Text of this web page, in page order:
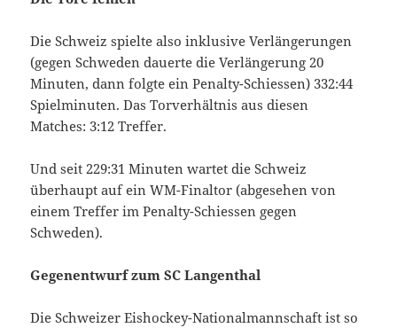
Die Schweiz spielte also inklusive Verlängerungen
(gegen Schweden dauerte die Verlängerung 20
Minuten, dann folgte ein Penalty-Schiessen) 332:44
Spielminuten. Das Torverhältnis aus diesen
Matches: 3:12 Treffer.
Und seit 229:31 Minuten wartet die Schweiz
überhaupt auf ein WM-Finaltor (abgesehen von
einem Treffer im Penalty-Schiessen gegen
Schweden).
Gegenentwurf zum SC Langenthal
Die Schweizer Eishockey-Nationalmannschaft ist so